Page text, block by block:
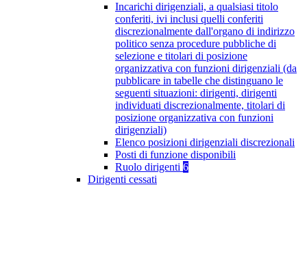
Incarichi dirigenziali, a qualsiasi titolo
conferiti, ivi inclusi quelli conferiti
discrezionalmente dall'organo di indirizzo
politico senza procedure pubbliche di
selezione e titolari di posizione
organizzativa con funzioni dirigenziali (da
pubblicare in tabelle che distinguano le
seguenti situazioni: dirigenti, dirigenti
individuati discrezionalmente, titolari di
posizione organizzativa con funzioni
dirigenziali)
Elenco posizioni dirigenziali discrezionali
Posti di funzione disponibili
Ruolo dirigenti 6
Dirigenti cessati